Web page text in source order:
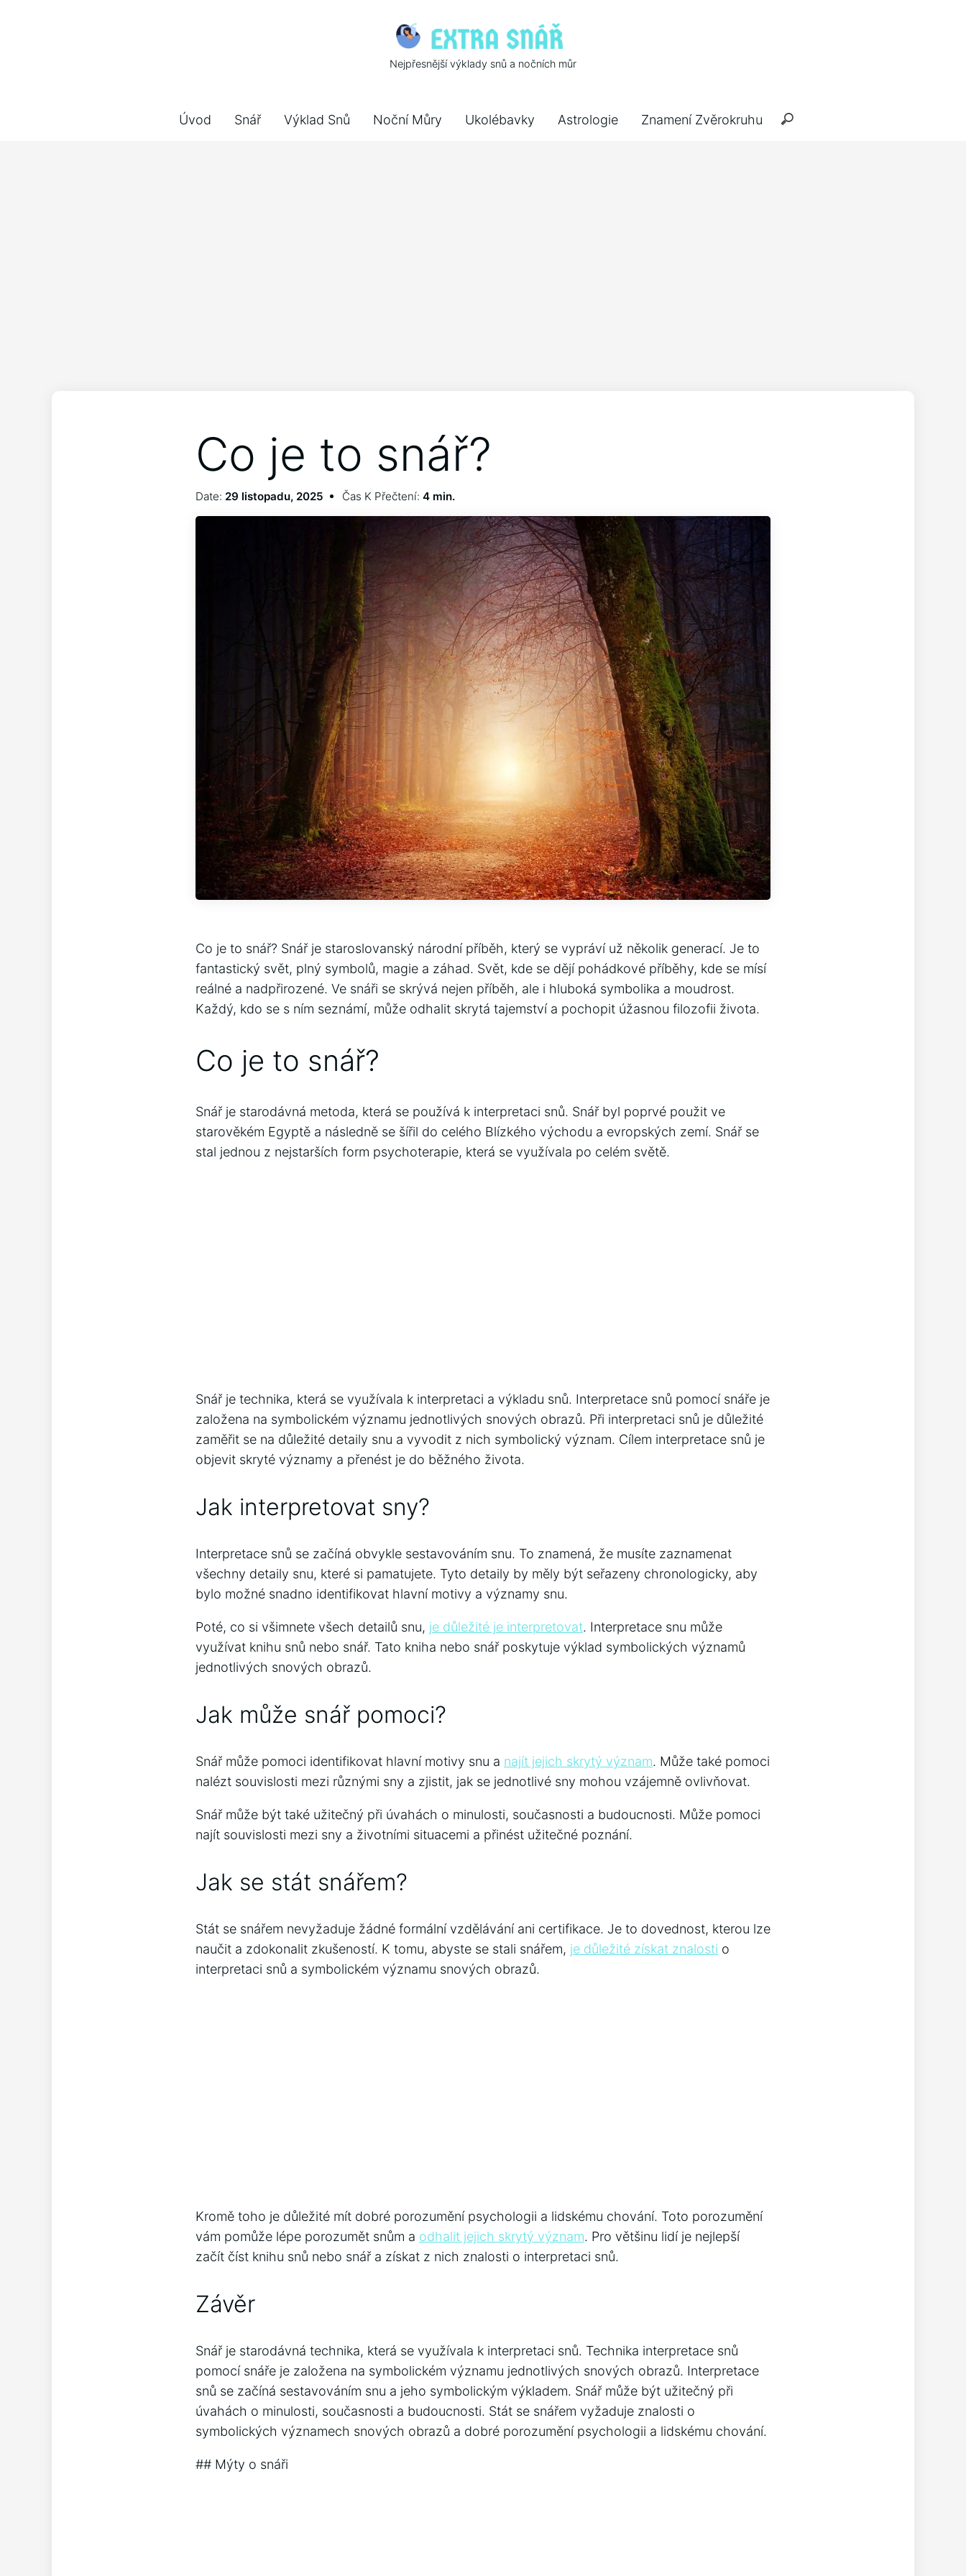
Nejpřesnější výklady snů a nočních můr
Úvod Snář Výklad Snů Noční Můry Ukolébavky Astrologie Znamení Zvěrokruhu
Co je to snář?
Date: 29 listopadu, 2025 Čas K Přečtení: 4 min.
Co je to snář? Snář je staroslovanský národní příběh, který se vypráví už několik generací. Je to
fantastický svět, plný symbolů, magie a záhad. Svět, kde se dějí pohádkové příběhy, kde se mísí
reálné a nadpřirozené. Ve snáři se skrývá nejen příběh, ale i hluboká symbolika a moudrost.
Každý, kdo se s ním seznámí, může odhalit skrytá tajemství a pochopit úžasnou filozofii života.
Co je to snář?
Snář je starodávná metoda, která se používá k interpretaci snů. Snář byl poprvé použit ve
starověkém Egyptě a následně se šířil do celého Blízkého východu a evropských zemí. Snář se
stal jednou z nejstarších form psychoterapie, která se využívala po celém světě.
Snář je technika, která se využívala k interpretaci a výkladu snů. Interpretace snů pomocí snáře je
založena na symbolickém významu jednotlivých snových obrazů. Při interpretaci snů je důležité
zaměřit se na důležité detaily snu a vyvodit z nich symbolický význam. Cílem interpretace snů je
objevit skryté významy a přenést je do běžného života.
Jak interpretovat sny?
Interpretace snů se začíná obvykle sestavováním snu. To znamená, že musíte zaznamenat
všechny detaily snu, které si pamatujete. Tyto detaily by měly být seřazeny chronologicky, aby
bylo možné snadno identifikovat hlavní motivy a významy snu.
Poté, co si všimnete všech detailů snu, je důležité je interpretovat. Interpretace snu může
využívat knihu snů nebo snář. Tato kniha nebo snář poskytuje výklad symbolických významů
jednotlivých snových obrazů.
Jak může snář pomoci?
Snář může pomoci identifikovat hlavní motivy snu a najít jejich skrytý význam. Může také pomoci
nalézt souvislosti mezi různými sny a zjistit, jak se jednotlivé sny mohou vzájemně ovlivňovat.
Snář může být také užitečný při úvahách o minulosti, současnosti a budoucnosti. Může pomoci
najít souvislosti mezi sny a životními situacemi a přinést užitečné poznání.
Jak se stát snářem?
Stát se snářem nevyžaduje žádné formální vzdělávání ani certifikace. Je to dovednost, kterou lze
naučit a zdokonalit zkušeností. K tomu, abyste se stali snářem, je důležité získat znalosti o
interpretaci snů a symbolickém významu snových obrazů.
Kromě toho je důležité mít dobré porozumění psychologii a lidskému chování. Toto porozumění
vám pomůže lépe porozumět snům a odhalit jejich skrytý význam. Pro většinu lidí je nejlepší
začít číst knihu snů nebo snář a získat z nich znalosti o interpretaci snů.
Závěr
Snář je starodávná technika, která se využívala k interpretaci snů. Technika interpretace snů
pomocí snáře je založena na symbolickém významu jednotlivých snových obrazů. Interpretace
snů se začíná sestavováním snu a jeho symbolickým výkladem. Snář může být užitečný při
úvahách o minulosti, současnosti a budoucnosti. Stát se snářem vyžaduje znalosti o
symbolických významech snových obrazů a dobré porozumění psychologii a lidskému chování.
## Mýty o snáři